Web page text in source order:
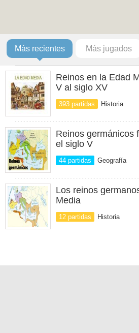
Más recientes Más jugados
Reinos en la Edad
V al siglo XV
393 partidas Historia
Reinos germánicos
el siglo V
44 partidas Geografía
Los reinos
Media
12 partidas Historia